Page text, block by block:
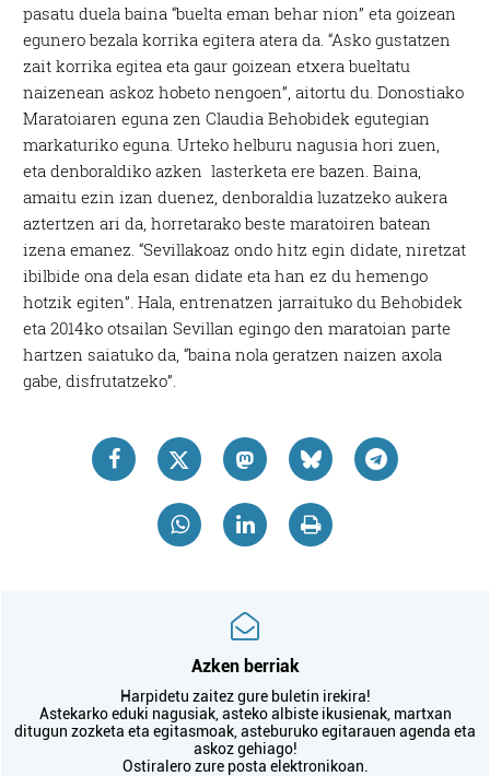
pasatu duela baina “buelta eman behar nion” eta goizean
egunero bezala korrika egitera atera da. “Asko gustatzen
zait korrika egitea eta gaur goizean etxera bueltatu
naizenean askoz hobeto nengoen”, aitortu du. Donostiako
Maratoiaren eguna zen Claudia Behobidek egutegian
markaturiko eguna. Urteko helburu nagusia hori zuen,
eta denboraldiko azken lasterketa ere bazen. Baina,
amaitu ezin izan duenez, denboraldia luzatzeko aukera
aztertzen ari da, horretarako beste maratoiren batean
izena emanez. “Sevillakoaz ondo hitz egin didate, niretzat
ibilbide ona dela esan didate eta han ez du hemengo
hotzik egiten”. Hala, entrenatzen jarraituko du Behobidek
eta 2014ko otsailan Sevillan egingo den maratoian parte
hartzen saiatuko da, “baina nola geratzen naizen axola
gabe, disfrutatzeko”.
Azken berriak
Harpidetu zaitez gure buletin irekira!
Astekarko eduki nagusiak, asteko albiste ikusienak, martxan
ditugun zozketa eta egitasmoak, asteburuko egitarauen agenda eta
askoz gehiago!
Ostiralero zure posta elektronikoan.